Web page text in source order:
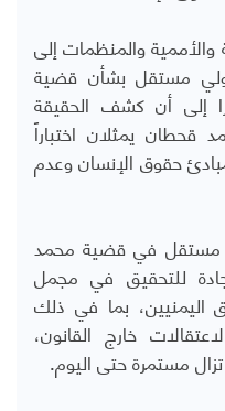
والأممية والمنظمات إلى
مستقل بشأن قضية
إلى أن كشف الحقيقة
يمثلان اختباراً
حقوق الإنسان وعدم
مستقل في قضية محمد
للتحقيق في مجمل
اليمنيين، بما في ذلك
خارج القانون،
مستمرة حتى اليوم.